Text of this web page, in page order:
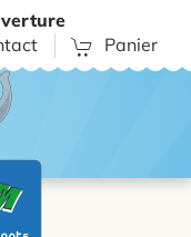
Panier